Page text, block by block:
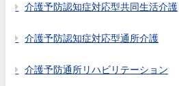
介護予防認知症対応型共同生活介護
介護予防認知症対応型通所介護
介護予防通所リハビリテーション